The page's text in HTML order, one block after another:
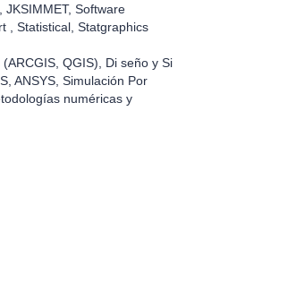
Software
, Statistical, Statgraphics
QGIS), Di seño y Si
ANSYS, Simulación Por
numéricas y